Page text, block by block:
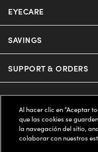
Nuance Audio
Ray-Ban
Oakley
Oakley Meta
Miu Miu
EYECARE
Our Eyeglasses
Our Sunglasses
Our Contact Lenses
Ray-Ban | Meta
SAVINGS
Offers & Discount
Insurance
FSA & HSA
SUPPORT & ORDERS
Help Center
Online Order Status
LEGAL
Privacy Policy
COMPANY INFO
Al hacer clic en “Aceptar
que las cookies se
la navegación del sitio,
colaborar con nuestros